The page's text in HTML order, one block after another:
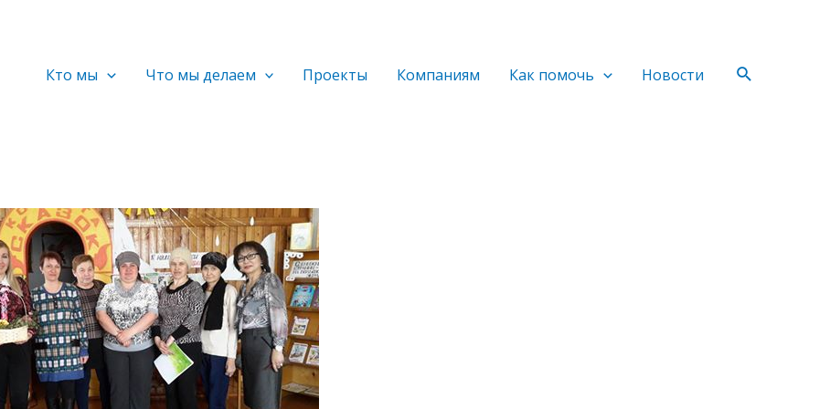
Кто мы Что мы делаем Проекты Компаниям Как помочь Новости Поиск